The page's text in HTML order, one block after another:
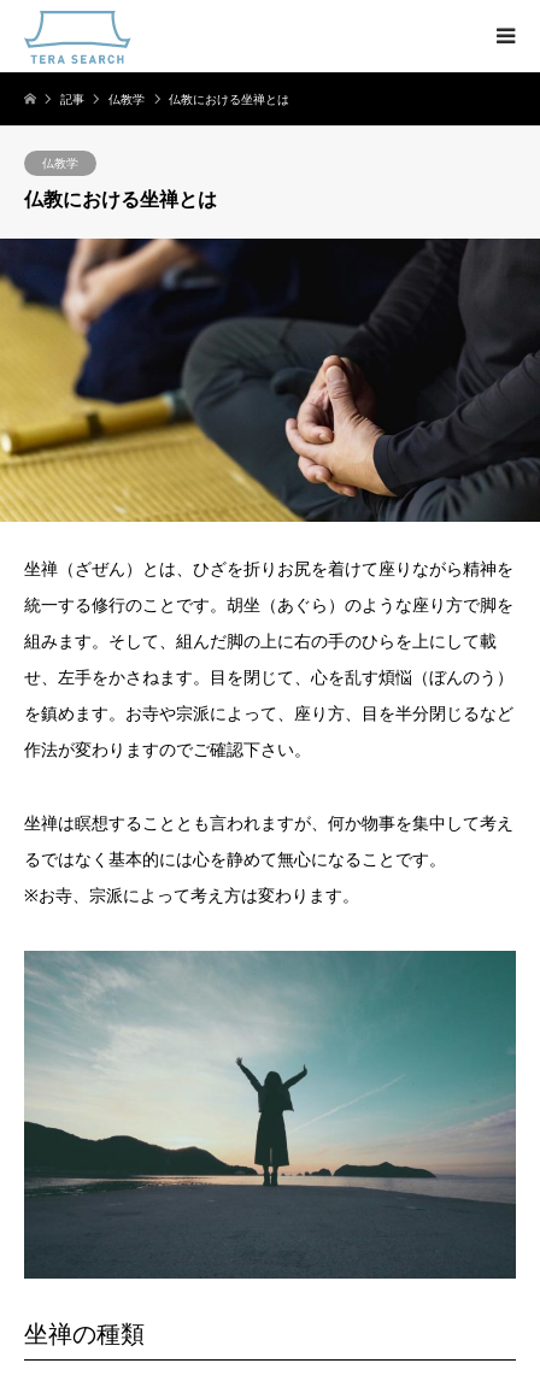
記事 仏教学 仏教における坐禅とは
仏教学
仏教における坐禅とは
坐禅（ざぜん）とは、ひざを折りお尻を着けて座りながら精神を
統一する修行のことです。胡坐（あぐら）のような座り方で脚を
組みます。そして、組んだ脚の上に右の手のひらを上にして載
せ、左手をかさねます。目を閉じて、心を乱す煩悩（ぼんのう）
を鎮めます。お寺や宗派によって、座り方、目を半分閉じるなど
作法が変わりますのでご確認下さい。
坐禅は瞑想することとも言われますが、何か物事を集中して考え
るではなく基本的には心を静めて無心になることです。
※お寺、宗派によって考え方は変わります。
坐禅の種類